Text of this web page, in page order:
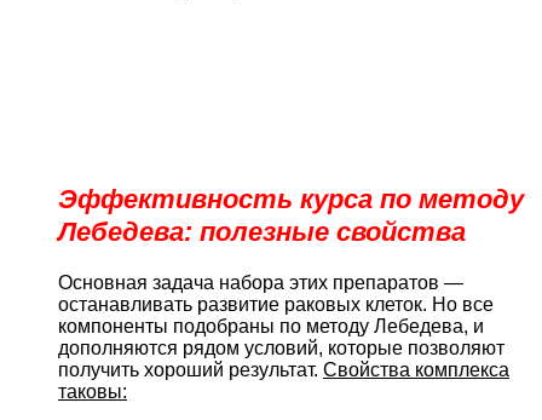
Эффективность курса по методу
Лебедева: полезные свойства
Основная задача набора этих препаратов —
останавливать развитие раковых клеток. Но все
компоненты подобраны по методу Лебедева, и
дополняются рядом условий, которые позволяют
получить хороший результат. Свойства комплекса
таковы: